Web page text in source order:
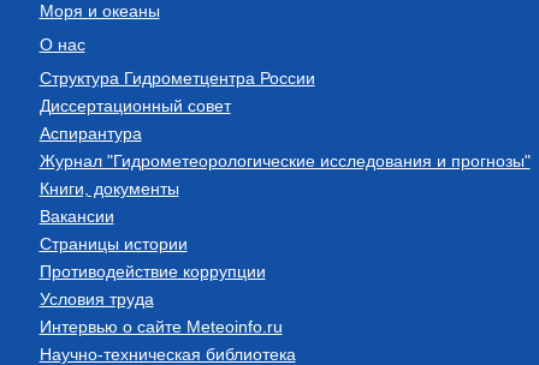
Моря и океаны
О нас
Структура Гидрометцентра России
Диссертационный совет
Аспирантура
Журнал "Гидрометеорологические исследования и прогнозы"
Книги, документы
Вакансии
Страницы истории
Противодействие коррупции
Условия труда
Интервью о сайте Meteoinfo.ru
Научно-техническая библиотека